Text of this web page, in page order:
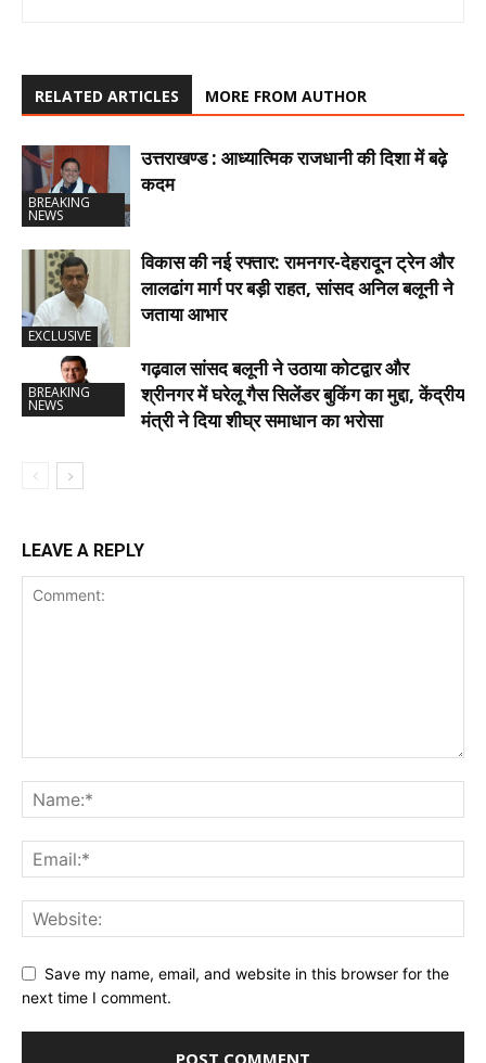
RELATED ARTICLES MORE FROM AUTHOR
BREAKING
NEWS
उत्तराखण्ड : आध्यात्मिक राजधानी की दिशा में बढ़े
कदम
EXCLUSIVE
विकास की नई रफ्तार: रामनगर-देहरादून ट्रेन और
लालढांग मार्ग पर बड़ी राहत, सांसद अनिल बलूनी ने
जताया आभार
BREAKING
NEWS
गढ़वाल सांसद बलूनी ने उठाया कोटद्वार और
श्रीनगर में घरेलू गैस सिलेंडर बुकिंग का मुद्दा, केंद्रीय
मंत्री ने दिया शीघ्र समाधान का भरोसा
LEAVE A REPLY
Save my name, email, and website in this browser for the
next time I comment.